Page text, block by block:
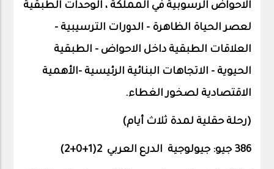
الاحواض الرسوبية في المملكة ، الوحدات الطبقية
لعصر الحياة الظاهرة - الدورات الترسيبية -
العلاقات الطبقية داخل الاحواض – الطبقية
الحيوية – الاتجاهات البنائية الرئيسية -الأهمية
الاقتصادية لصخور الغطاء.
(رحلة حقلية لمدة ثلاث أيام)
386 جيو: جيولوجية الدرع العربي 2(1+0+ 2
)